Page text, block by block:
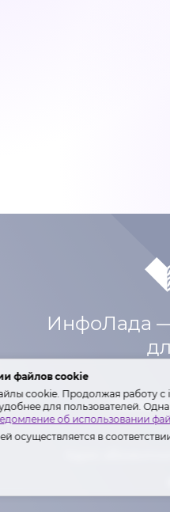
ИнфоЛада
файлов cookie
cookie. Продолжая работу с
для пользователей.
об использовании
осуществляется в